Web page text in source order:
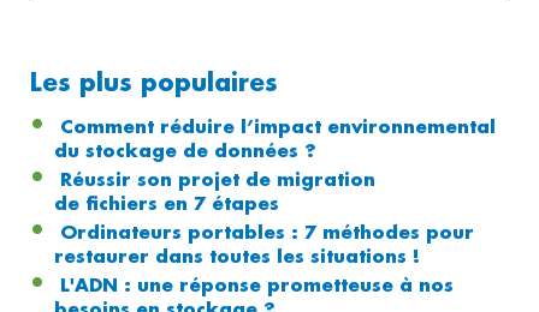
Les plus populaires
Comment réduire l’impact environnemental
du stockage de données ?
Réussir son projet de migration
de fichiers en 7 étapes
Ordinateurs portables : 7 méthodes pour
restaurer dans toutes les situations !
L'ADN : une réponse prometteuse à nos